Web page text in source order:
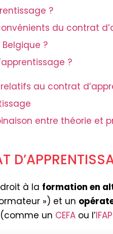
?
du contrat
?
?
au contrat
entre théorie et
à la formation en
») et un
un CEFA ou l’